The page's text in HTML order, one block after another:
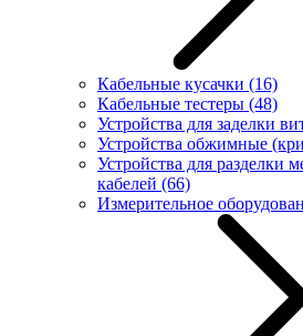
Кабельные кусачки (16)
Кабельные тестеры (48)
Устройства для заделки
Устройства обжимные
Устройства для разделки
кабелей (66)
Измерительное